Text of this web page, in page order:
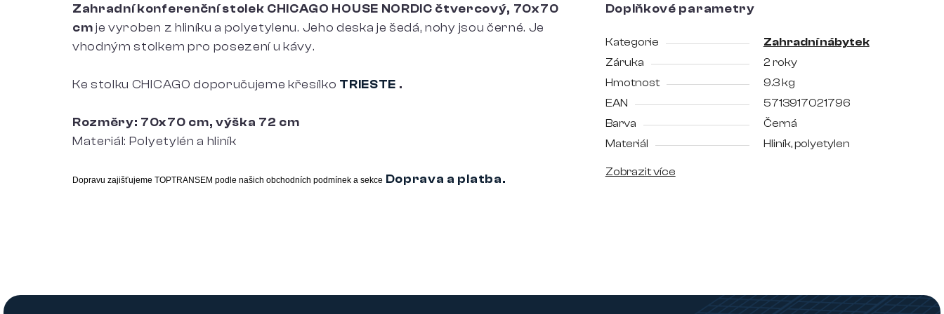
Zahradní konferenční stolek CHICAGO HOUSE NORDIC čtvercový, 70x70
cm je vyroben z hliníku a polyetylenu. Jeho deska je šedá, nohy jsou černé. Je
vhodným stolkem pro posezení u kávy.
Ke stolku CHICAGO doporučujeme křesílko TRIESTE .
Rozměry: 70x70 cm, výška 72 cm
Materiál: Polyetylén a hliník
Dopravu zajišťujeme TOPTRANSEM podle našich obchodních podmínek a sekce Doprava a platba.
Doplňkové parametry
Kategorie
Zahradní nábytek
Záruka
2 roky
Hmotnost
9.3 kg
EAN
5713917021796
Barva
Černá
Materiál
Hliník, polyetylen
Zobrazit více